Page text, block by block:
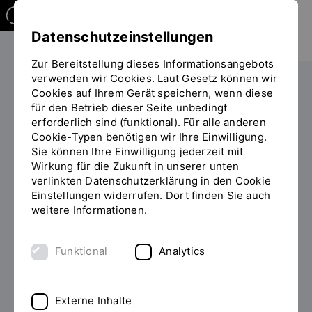
Sie
befinden
sich
auf
der
Seite
"Detailansicht"
Studieren Studiengangübersicht
MASTER OF ARTS (M.A.)
Europäische
studieren (auslaufend)
Sie suchen einen einen international ausgerichteten
Masterstudiengang?
Datenschutzeinstellungen
Zur Bereitstellung dieses Informationsangebots
verwenden wir Cookies. Laut Gesetz können wir
Cookies auf Ihrem Gerät speichern, wenn diese
für den Betrieb dieser Seite unbedingt
erforderlich sind (funktional). Für alle anderen
Cookie-Typen benötigen wir Ihre Einwilligung.
Sie können Ihre Einwilligung jederzeit mit
Wirkung für die Zukunft in unserer unten
verlinkten Datenschutzerklärung in den Cookie
Einstellungen widerrufen. Dort finden Sie auch
weitere Informationen.
Funktional Analytics
Externe Inhalte